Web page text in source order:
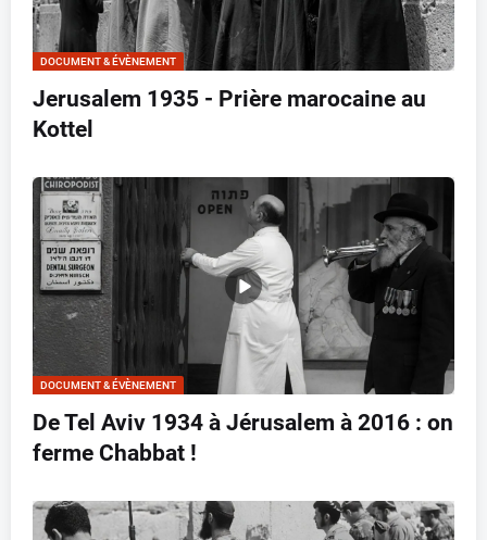
DOCUMENT & ÉVÈNEMENT
Jerusalem 1935 - Prière marocaine au
Kottel
DOCUMENT & ÉVÈNEMENT
De Tel Aviv 1934 à Jérusalem à 2016 : on
ferme Chabbat !